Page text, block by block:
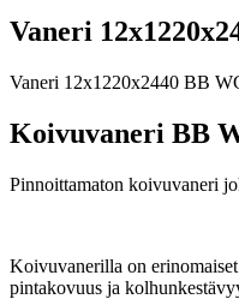
Vaneri
Vaneri 12x1220x2440 BB
Koivuvaneri BB
Pinnoittamaton koivuvaneri
Koivuvanerilla on
pintakovuus ja